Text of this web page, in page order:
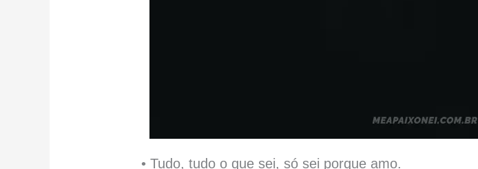
• Tudo, tudo o que sei, só sei porque amo.